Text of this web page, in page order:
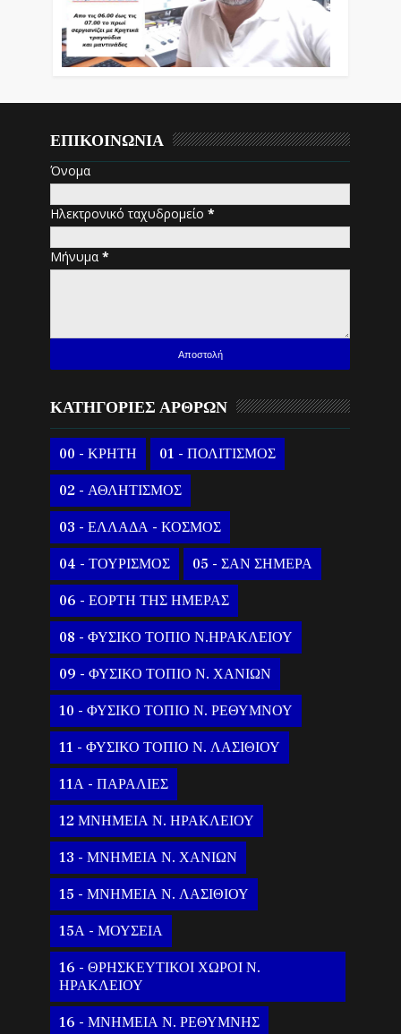
ΕΠΙΚΟΙΝΩΝΙΑ
Όνομα
Ηλεκτρονικό ταχυδρομείο*
Μήνυμα*
ΚΑΤΗΓΟΡΙΕΣ ΑΡΘΡΩΝ
00 - ΚΡΗΤΗ 01 - ΠΟΛΙΤΙΣΜΟΣ
02 - ΑΘΛΗΤΙΣΜΟΣ
03 - ΕΛΛΑΔΑ - ΚΟΣΜΟΣ
04 - ΤΟΥΡΙΣΜΟΣ 05 - ΣΑΝ ΣΗΜΕΡΑ
06 - ΕΟΡΤΗ ΤΗΣ ΗΜΕΡΑΣ
08 - ΦΥΣΙΚΟ ΤΟΠΙΟ Ν.ΗΡΑΚΛΕΙΟΥ
09 - ΦΥΣΙΚΟ ΤΟΠΙΟ Ν. ΧΑΝΙΩΝ
10 - ΦΥΣΙΚΟ ΤΟΠΙΟ Ν. ΡΕΘΥΜΝΟΥ
11 - ΦΥΣΙΚΟ ΤΟΠΙΟ Ν. ΛΑΣΙΘΙΟΥ
11Α - ΠΑΡΑΛΙΕΣ
12 ΜΝΗΜΕΙΑ Ν. ΗΡΑΚΛΕΙΟΥ
13 - ΜΝΗΜΕΙΑ Ν. ΧΑΝΙΩΝ
15 - ΜΝΗΜΕΙΑ Ν. ΛΑΣΙΘΙΟΥ
15Α - ΜΟΥΣΕΙΑ
16 - ΘΡΗΣΚΕΥΤΙΚΟΙ ΧΩΡΟΙ Ν.
ΗΡΑΚΛΕΙΟΥ
16 - ΜΝΗΜΕΙΑ Ν. ΡΕΘΥΜΝΗΣ